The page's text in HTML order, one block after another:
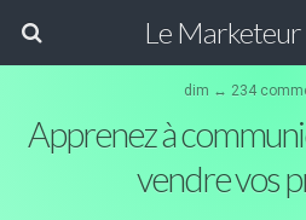
Le Marketeur
dim ↔ 234
Apprenez à
vendre vos